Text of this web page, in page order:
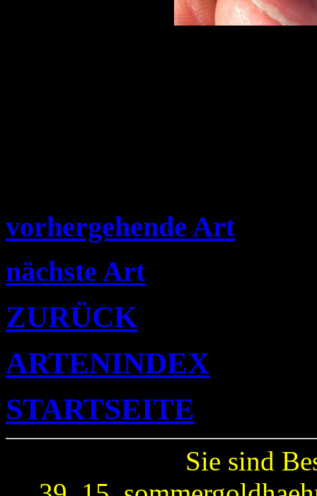
vorhergehende Art
nächste Art
ZURÜCK
ARTENINDEX
STARTSEITE
Sie sind